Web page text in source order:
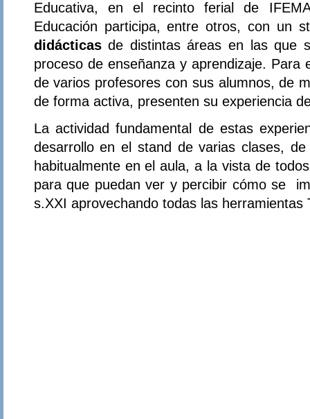
Educativa, en el recinto ferial de
Educación participa, entre otros, con un
didácticasde distintas áreas en las que
proceso de enseñanza y aprendizaje. Para
de varios profesores con sus alumnos, de
de forma activa, presenten su experiencia
La actividad fundamental de estas
desarrollo en el stand de varias clases,
habitualmente en el aula, a la vista de
para que puedan ver y percibir cómo se
s.XXI aprovechando todas las herramientas